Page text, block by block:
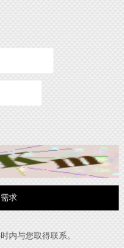
内与您取得联系。